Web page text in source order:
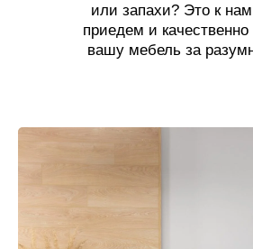
или запахи? Это к
приедем и
вашу мебель за